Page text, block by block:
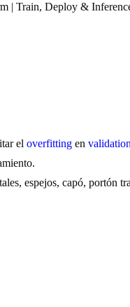
| Train, Deploy &
el overfitting en
espejos, capó, portón